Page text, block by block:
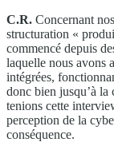
C.R. Concernant
structuration «
commencé depuis
laquelle nous avons
intégrées,
donc bien jusqu’à la
tenions cette
perception de la
conséquence.